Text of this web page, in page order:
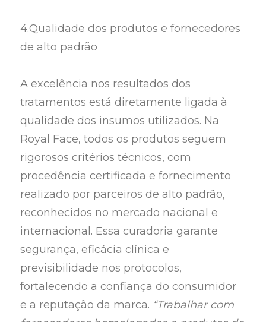
4.Qualidade dos produtos e fornecedores
de alto padrão
A excelência nos resultados dos
tratamentos está diretamente ligada à
qualidade dos insumos utilizados. Na
Royal Face, todos os produtos seguem
rigorosos critérios técnicos, com
procedência certificada e fornecimento
realizado por parceiros de alto padrão,
reconhecidos no mercado nacional e
internacional. Essa curadoria garante
segurança, eficácia clínica e
previsibilidade nos protocolos,
fortalecendo a confiança do consumidor
e a reputação da marca. “Trabalhar com